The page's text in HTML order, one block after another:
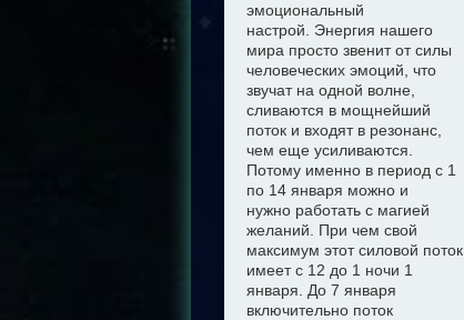
эмоциональный
настрой
Энергия нашего
мира просто звенит от силы
человеческих эмоций, что
звучат на одной волне,
сливаются в мощнейший
поток и входят в резонанс,
чем еще усиливаются.
Потому именно в период с 1
по 14 января можно и
нужно работать с магией
желаний . При чем свой
максимум этот силовой поток
имеет с 12 до 1 ночи 1
января. До 7 января
включительно поток